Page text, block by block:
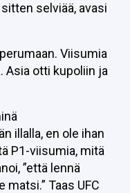
selviää, avasi
Viisumia
Asia otti kupoliin ja
illalla, en ole ihan
P1-viisumia, mitä
”että lennä
Taas UFC